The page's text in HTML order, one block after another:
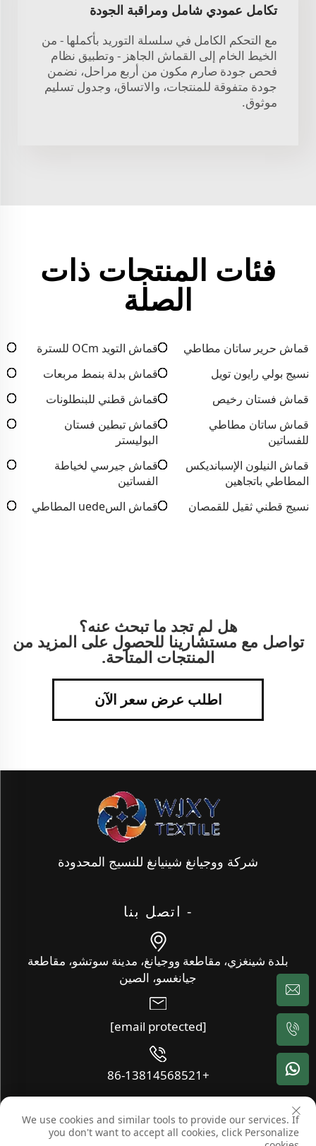
تكامل عمودي شامل ومراقبة الجودة
مع التحكم الكامل في سلسلة التوريد بأكملها - من
الخيط الخام إلى القماش الجاهز - وتطبيق نظام
فحص جودة صارم مكون من أربع مراحل، نضمن
جودة متفوقة للمنتجات، والاتساق، وجدول تسليم
موثوق.
فئات المنتجات ذات
الصلة
قماش حرير ساتان مطاطي
قماش التويد OCm للسترة
نسيج بولي رايون تويل
قماش بدلة بنمط مربعات
قماش فستان رخيص
قماش قطني للبنطلونات
قماش ساتان مطاطي
للفساتين
قماش تبطين فستان
البوليستر
قماش النيلون الإسبانديكس
المطاطي باتجاهين
قماش جيرسي لخياطة
الفساتين
نسيج قطني ثقيل للقمصان
قماش السuede المطاطي
هل لم تجد ما تبحث عنه؟
تواصل مع مستشارينا للحصول على المزيد من
المنتجات المتاحة.
اطلب عرض سعر الآن
شركة ووجيانغ شينيانغ للنسيج المحدودة
- اتصل بنا
بلدة شينغزي، مقاطعة ووجيانغ، مدينة سوتشو، مقاطعة
جيانغسو، الصين
[email protected]
+86-13814568521
حقوق النشر © شركة ووجيانغ شينيانغ للنسيج المحدودة. جميع الحقوق
محفوظة -
سياسة الخصوصية
We use cookies and similar tools to provide our services. If
you don't want to accept all cookies, click Personalize